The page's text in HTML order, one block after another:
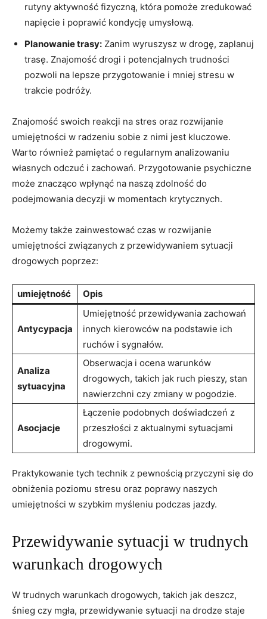
‍rutyny ⁣aktywność fizyczną, która ⁢pomoże ⁢zredukować
⁢napięcie i poprawić kondycję​ umysłową.
Planowanie⁢ trasy: Zanim‍ wyruszysz w ‍drogę, zaplanuj
trasę. Znajomość drogi⁢ i‌ potencjalnych trudności⁣
pozwoli na lepsze przygotowanie i mniej stresu w
trakcie podróży.
Znajomość swoich reakcji na⁢ stres‌ oraz rozwijanie
umiejętności‌ w radzeniu sobie ‌z ‌nimi jest ​kluczowe.
Warto ⁣również pamiętać o regularnym analizowaniu ​
własnych odczuć i zachowań. ⁤Przygotowanie psychiczne
może znacząco wpłynąć ‌na ​naszą zdolność do
podejmowania‍ decyzji w momentach krytycznych.
Możemy także zainwestować czas w rozwijanie‍
umiejętności⁤ związanych z przewidywaniem sytuacji
drogowych poprzez:
umiejętność Opis
Antycypacja
Umiejętność ⁣przewidywania zachowań
‍innych kierowców⁢ na podstawie ich
ruchów ⁢i sygnałów.
Analiza​
sytuacyjna
Obserwacja i ocena warunków
drogowych, ⁢takich⁤ jak ruch pieszy, stan
nawierzchni ‌czy zmiany w pogodzie.
Asocjacje
Łączenie podobnych ‌doświadczeń z
przeszłości z aktualnymi sytuacjami
drogowymi.
Praktykowanie tych technik z ‍pewnością przyczyni się do
‌obniżenia poziomu stresu oraz poprawy naszych
umiejętności w szybkim⁤ myśleniu ​podczas jazdy.
Przewidywanie sytuacji w​ trudnych
warunkach drogowych
W trudnych ‌warunkach drogowych,⁤ takich jak deszcz,
⁤śnieg⁢ czy mgła,⁣ przewidywanie ⁢sytuacji ​na drodze staje